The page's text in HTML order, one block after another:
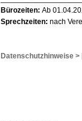
Bürozeiten: Ab
Sprechzeiten: nach
Datenschutzhinweise >